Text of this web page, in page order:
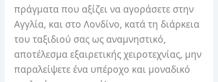
πράγματα που αξίζει να αγοράσετε στην
Αγγλία, και στο Λονδίνο, κατά τη διάρκεια
του ταξιδιού σας ως αναμνηστικό,
αποτέλεσμα εξαιρετικής χειροτεχνίας, μην
παραλείψετε ένα υπέροχο και μοναδικό